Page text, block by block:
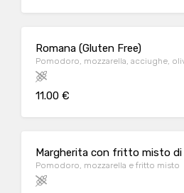
Romana (Gluten Free)
Pomodoro, mozzarella, acciughe,
11.00 €
Margherita con fritto misto di
Pomodoro, mozzarella e fritto misto